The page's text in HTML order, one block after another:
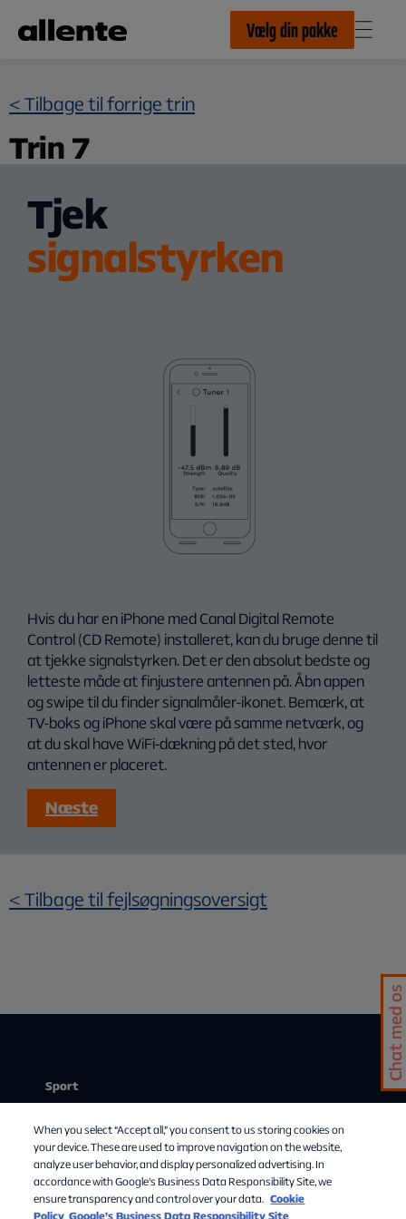
Vælg din pakke
< Tilbage til forrige trin
Trin 7
Tjek
signalstyrken
Hvis du har en iPhone med Canal Digital Remote
Control (CD Remote) installeret, kan du bruge denne til
at tjekke signalstyrken. Det er den absolut bedste og
letteste måde at finjustere antennen på. Åbn appen
og swipe til du finder signalmåler-ikonet. Bemærk, at
TV-boks og iPhone skal være på samme netværk, og
at du skal have WiFi-dækning på det sted, hvor
antennen er placeret.
Næste
< Tilbage til fejlsøgningsoversigt
Sport
Mit abonnement
Om Allente
TV-guide
Chat med os
When you select “Accept all,” you consent to us storing cookies on
your device. These are used to improve navigation on the website,
analyze user behavior, and display personalized advertising. In
accordance with Google's Business Data Responsibility Site, we
ensure transparency and control over your data. Cookie
Policy Google’s Business Data Responsibility Site